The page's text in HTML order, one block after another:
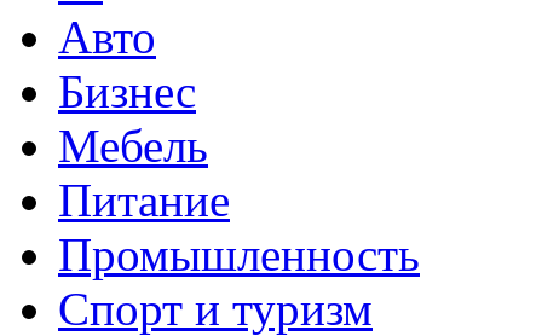
Авто
Бизнес
Мебель
Питание
Промышленность
Спорт и туризм